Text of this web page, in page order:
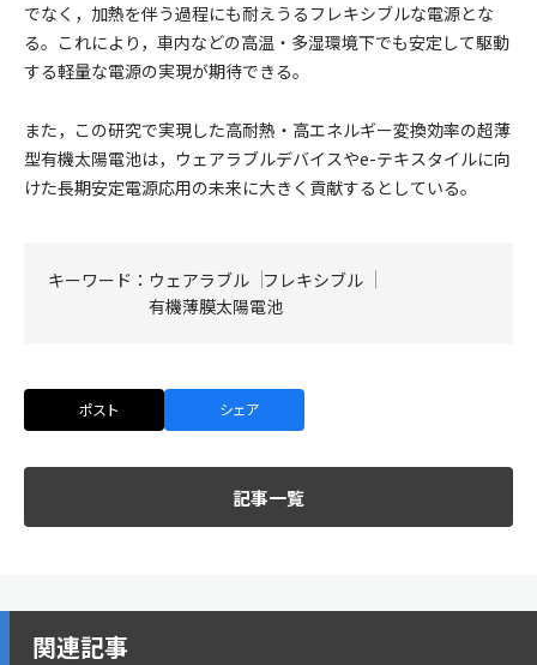
でなく，加熱を伴う過程にも耐えうるフレキシブルな電源とな
る。これにより，車内などの高温・多湿環境下でも安定して駆動
する軽量な電源の実現が期待できる。
また，この研究で実現した高耐熱・高エネルギー変換効率の超薄
型有機太陽電池は，ウェアラブルデバイスやe-テキスタイルに向
けた長期安定電源応用の未来に大きく貢献するとしている。
キーワード： ウェアラブル
フレキシブル
有機薄膜太陽電池
ポスト シェア
記事一覧
関連記事